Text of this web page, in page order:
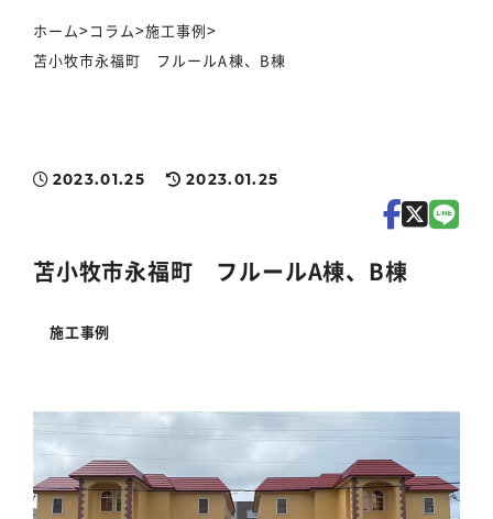
ホーム>コラム>施工事例>
苫小牧市永福町 フルールA棟、B棟
2023.01.25 2023.01.25
苫小牧市永福町 フルールA棟、B棟
施工事例